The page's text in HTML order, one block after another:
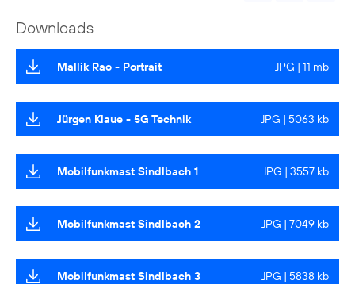
Downloads
Mallik Rao - Portrait JPG | 11 mb
Jürgen Klaue - 5G Technik JPG | 5063 kb
Mobilfunkmast Sindlbach 1 JPG | 3557 kb
Mobilfunkmast Sindlbach 2 JPG | 7049 kb
Mobilfunkmast Sindlbach 3 JPG | 5838 kb